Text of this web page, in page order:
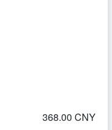
368.00 CNY